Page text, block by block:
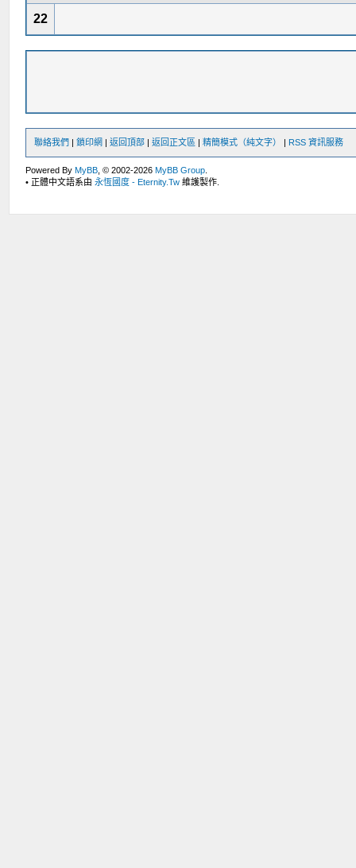
22
聯絡我們 |鎖印網 |返回頂部 |返回正文區 |精簡模式（純文字） | RSS 資訊服務
Powered ByMyBB , © 2002-2026MyBB Group
• 正體中文語系由永恆國度 - Eternity.Tw 維護製作.